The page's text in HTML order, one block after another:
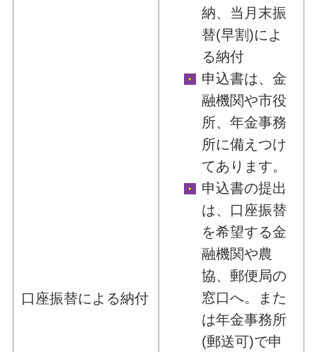
口座振替による納付
納、当月末振
替(早割)によ
る納付
申込書は、金
融機関や市役
所、年金事務
所に備えつけ
てあります。
申込書の提出
は、口座振替
を希望する金
融機関や農
協、郵便局の
窓口へ。また
は年金事務所
(郵送可)で申